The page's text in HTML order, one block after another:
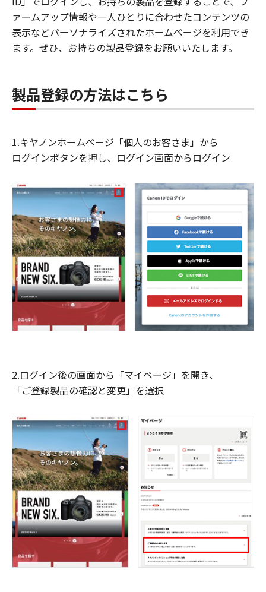
ァームアップ情報や一人ひとりに合わせたコンテンツの
表示などパーソナライズされたホームページを利用でき
ます。ぜひ、お持ちの製品登録をお願いいたします。
製品登録の方法はこちら
1.キヤノンホームページ「個人のお客さま」から
ログインボタンを押し、ログイン画面からログイン
2.ログイン後の画面から「マイページ」を開き、
「ご登録製品の確認と変更」を選択